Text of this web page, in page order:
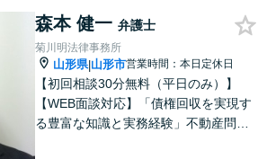
森本 健一 弁護士
菊川明法律事務所
山形県|山形市営業時間：本日定休日
【初回相談30分無料（平日のみ）】
【WEB面談対応】「債権回収を実現す
る豊富な知識と実務経験」不動産問